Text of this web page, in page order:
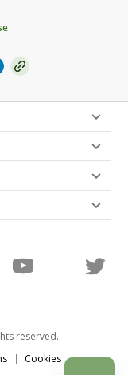
reserved.
Cookies